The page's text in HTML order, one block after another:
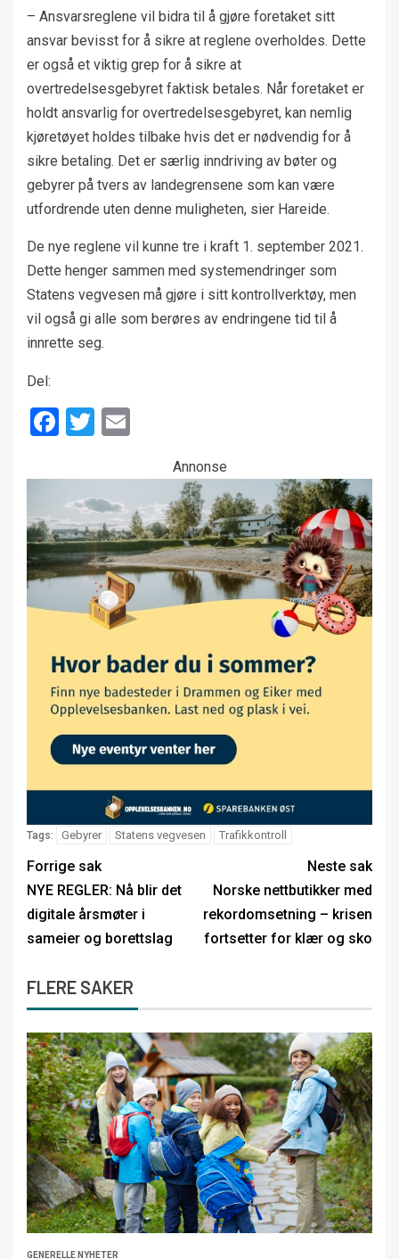
– Ansvarsreglene vil bidra til å gjøre foretaket sitt
ansvar bevisst for å sikre at reglene overholdes. Dette
er også et viktig grep for å sikre at
overtredelsesgebyret faktisk betales. Når foretaket er
holdt ansvarlig for overtredelsesgebyret, kan nemlig
kjøretøyet holdes tilbake hvis det er nødvendig for å
sikre betaling. Det er særlig inndriving av bøter og
gebyrer på tvers av landegrensene som kan være
utfordrende uten denne muligheten, sier Hareide.
De nye reglene vil kunne tre i kraft 1. september 2021.
Dette henger sammen med systemendringer som
Statens vegvesen må gjøre i sitt kontrollverktøy, men
vil også gi alle som berøres av endringene tid til å
innrette seg.
Del:
Facebook
Twitter
Annonse
Tags: Gebyrer Statens vegvesen Trafikkontroll
Forrige sak
NYE REGLER: Nå blir det
digitale årsmøter i
sameier og borettslag
Neste sak
Norske nettbutikker med
rekordomsetning – krisen
fortsetter for klær og sko
FLERE SAKER
GENERELLE NYHETER